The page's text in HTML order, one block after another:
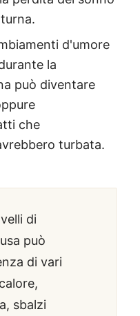
d'umore
la
può diventare
che
turbata.
di
può
di vari
sbalzi